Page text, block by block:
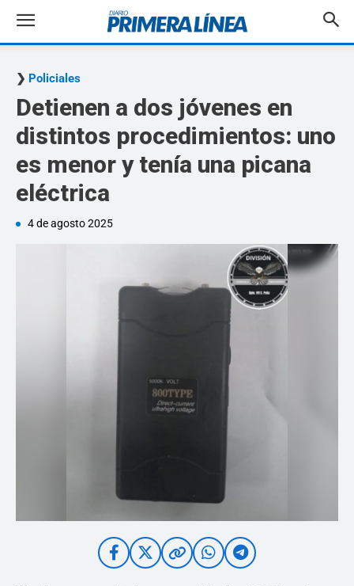
Policiales
Detienen a dos jóvenes en
distintos procedimientos: uno
es menor y tenía una picana
eléctrica
4 de agosto 2025